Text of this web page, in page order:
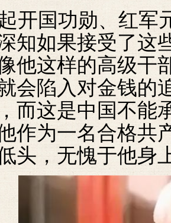
开国功勋、红军
知如果接受了这
他这样的高级干
会陷入对金钱的
而这是中国不能
作为一名合格共
头，无愧于他身